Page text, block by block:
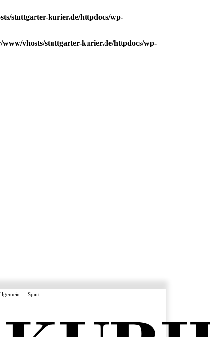
stuttgarter-kurier.de/httpdocs/wp-
www/vhosts/stuttgarter-kurier.de/httpdocs/wp-
Sport